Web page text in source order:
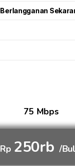
Berlangganan
75 Mbps
Rp 250rb /